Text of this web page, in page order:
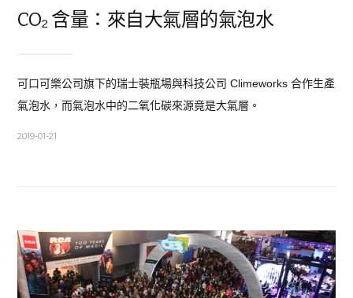
CO₂ 含量：來自大氣層的氣泡水
可口可樂公司旗下的瑞士裝瓶場與科技公司 Climeworks 合作生產
氣泡水，而氣泡水中的二氧化碳來源竟是大氣層。
2019-01-21